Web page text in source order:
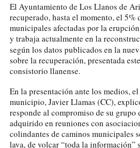
El Ayuntamiento de Los Llanos de
recuperado, hasta el momento, el 5%
municipales afectadas por la
y trabaja actualmente en la
según los datos publicados en la
sobre la recuperación, presentada
consistorio llanense.
En la presentación ante los medios,
municipio, Javier Llamas (CC),
responde al compromiso de su grupo
adquirido en reuniones con
colindantes de caminos municipales
lava, de volcar “toda la información”